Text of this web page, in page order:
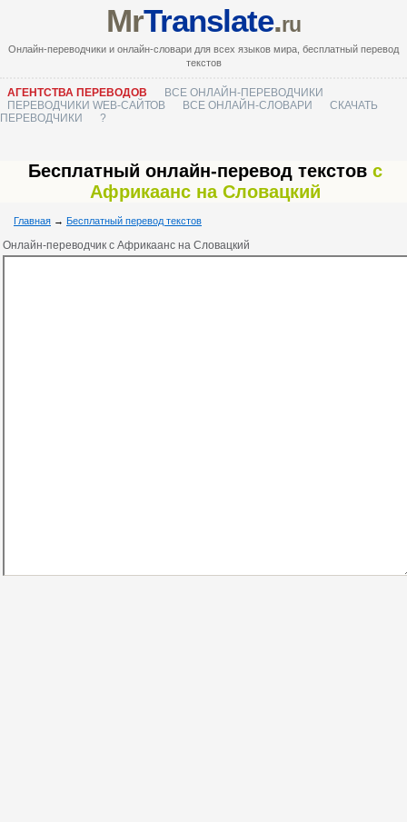
MrTranslate.ru
Онлайн-переводчики и онлайн-словари для всех языков мира, бесплатный перевод
текстов
АГЕНТСТВА ПЕРЕВОДОВ
ВСЕ ОНЛАЙН-ПЕРЕВОДЧИКИ
ПЕРЕВОДЧИКИ WEB-САЙТОВ
ВСЕ ОНЛАЙН-СЛОВАРИ
СКАЧАТЬ
ПЕРЕВОДЧИКИ
?
Бесплатный онлайн-перевод текстов с
Африкаанс на Словацкий
Главная → Бесплатный перевод текстов
Онлайн-переводчик с Африкаанс на Словацкий